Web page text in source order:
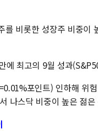
를 비롯한 성장주 비중이
에 최고의 9월 성과
포인트) 인하해 위
나스닥 비중이 높은 젊